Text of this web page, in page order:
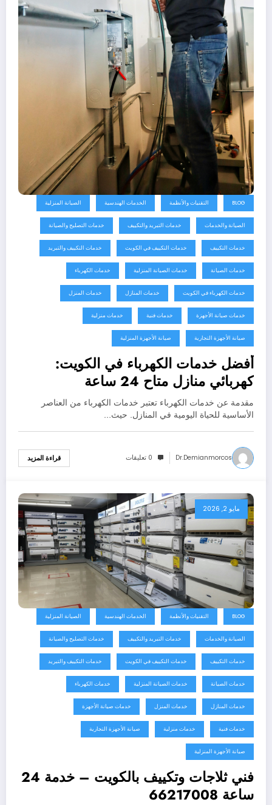
BLOG التقنيات والأنظمة الخدمات الهندسية الصيانة المنزلية
الصيانة والخدمات خدمات التبريد والتكييف خدمات التصليح والصيانة
خدمات التكييف خدمات التكييف في الكويت خدمات التكييف والتبريد
خدمات الصيانة خدمات الصيانة المنزلية خدمات الكهرباء
خدمات الكهرباء في الكويت خدمات المنازل خدمات المنزل
خدمات صيانة الأجهزة خدمات فنية خدمات منزلية
صيانة الأجهزة التجارية صيانة الأجهزة المنزلية
أفضل خدمات الكهرباء في الكويت:
كهربائي منازل متاح 24 ساعة
مقدمة عن خدمات الكهرباء تعتبر خدمات الكهرباء من العناصر
الأساسية للحياة اليومية في المنازل. حيث…
Dr.demianmorcos 0 تعليقات قراءة المزيد
مايو 2, 2026
BLOG التقنيات والأنظمة الخدمات الهندسية الصيانة المنزلية
الصيانة والخدمات خدمات التبريد والتكييف خدمات التصليح والصيانة
خدمات التكييف خدمات التكييف في الكويت خدمات التكييف والتبريد
خدمات الصيانة خدمات الصيانة المنزلية خدمات الكهرباء
خدمات المنازل خدمات المنزل خدمات صيانة الأجهزة
خدمات فنية خدمات منزلية صيانة الأجهزة التجارية
صيانة الأجهزة المنزلية
فني ثلاجات وتكييف بالكويت – خدمة 24
ساعة 66217008